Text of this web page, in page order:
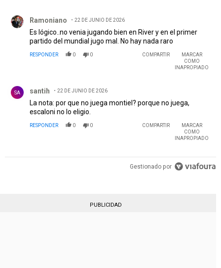
Ramoniano 22 DE JUNIO DE 2026
Es lógico..no venia jugando bien en River y en el primer
partido del mundial jugo mal. No hay nada raro
RESPONDER 0 0 COMPARTIR
MARCAR
COMO
INAPROPIADO
SA santih 22 DE JUNIO DE 2026
La nota: por que no juega montiel? porque no juega,
escaloni no lo eligio.
RESPONDER 0 0 COMPARTIR
MARCAR
COMO
INAPROPIADO
Gestionado por
PUBLICIDAD